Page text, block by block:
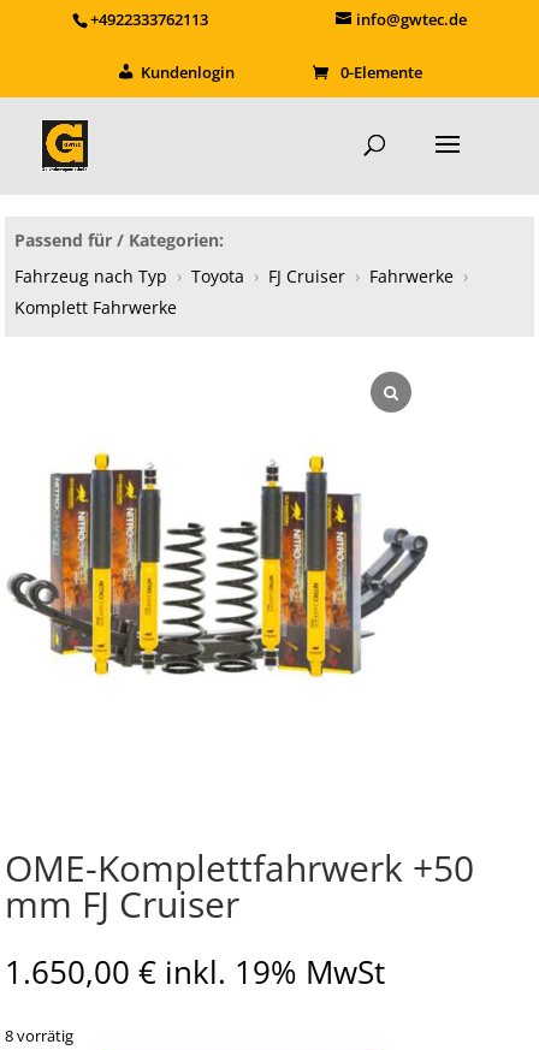
+4922333762113 info@gwtec.de
Kundenlogin 0-Elemente
Passend für / Kategorien:
Fahrzeug nach Typ › Toyota › FJ Cruiser › Fahrwerke ›
Komplett Fahrwerke
OME-Komplettfahrwerk +50
mm FJ Cruiser
1.650,00 € inkl. 19% MwSt
8 vorrätig